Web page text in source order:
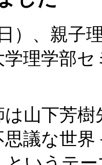
）、親子
学理学部
山下芳樹
思議な世